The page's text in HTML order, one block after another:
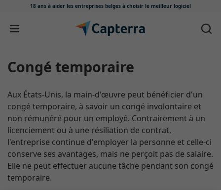
18 ans à aider les entreprises belges à choisir le meilleur logiciel
Passer au contenu
Congé temporaire
Aux États-Unis, la main-d'œuvre peut bénéficier d'un
congé temporaire, à savoir un congé involontaire et
non rémunéré pour un employé. Contrairement à un
licenciement ou à une résiliation de contrat,
l'entreprise continue d'employer la personne et celle-ci
conserve ses avantages, mais ne perçoit pas de salaire.
Elle ne peut effectuer aucune tâche pendant son congé
temporaire.